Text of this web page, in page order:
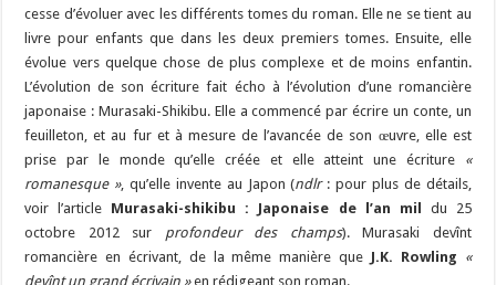
cesse d’évoluer avec les différents tomes du roman. Elle ne se tient au
livre pour enfants que dans les deux premiers tomes. Ensuite, elle
évolue vers quelque chose de plus complexe et de moins enfantin.
L’évolution de son écriture fait écho à l’évolution d’une romancière
japonaise : Murasaki-Shikibu. Elle a commencé par écrire un conte, un
feuilleton, et au fur et à mesure de l’avancée de son œuvre, elle est
prise par le monde qu’elle créée et elle atteint une écriture «
romanesque », qu’elle invente au Japon (ndlr: pour plus de détails,
voir l’article Murasaki-shikibu : Japonaise de l’an mil
du 25
octobre 2012 sur profondeur des champs). Murasaki devînt
romancière en écrivant, de la même manière que J.K. Rowling «
devînt un grand écrivain »en rédigeant son roman.